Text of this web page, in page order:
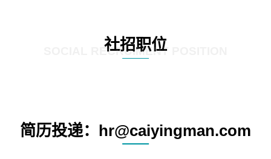
社招职位
SOCIAL RECRUIMENT POSITION
简历投递：hr@caiyingman.com